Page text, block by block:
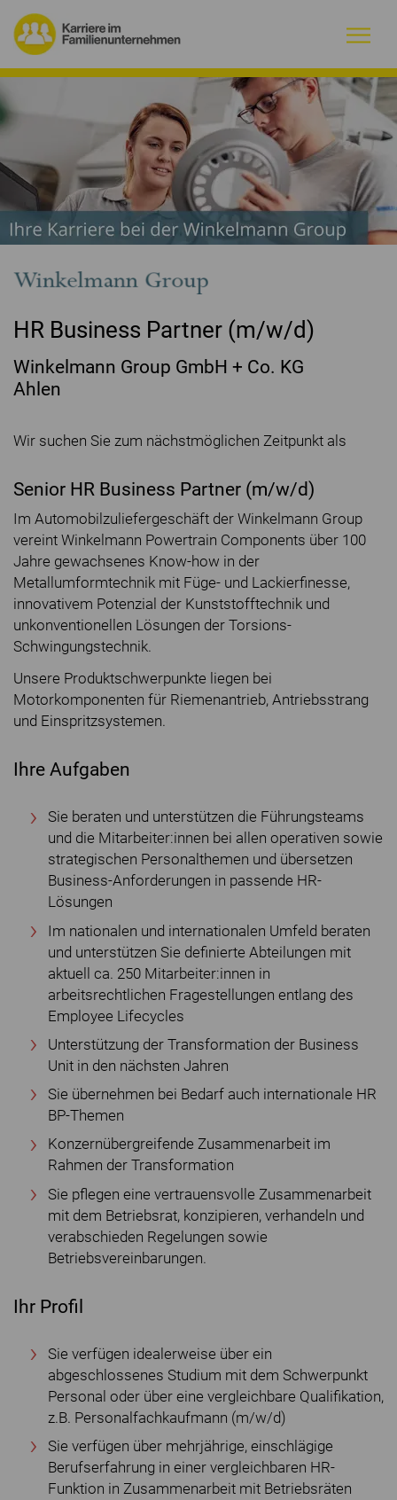
Warum Familienunternehmen?
Firmenprofile
Jobs
Magazin
Initiative
Kontakt
HR Business Partner (m/w/d)
Winkelmann Group GmbH + Co. KG
Ahlen
Wir suchen Sie zum nächstmöglichen Zeitpunkt als
Senior HR Business Partner (m/w/d)
Im Automobilzuliefergeschäft der Winkelmann Group
vereint Winkelmann Powertrain Components über 100
Jahre gewachsenes Know-how in der
Metallumformtechnik mit Füge- und Lackierfinesse,
innovativem Potenzial der Kunststofftechnik und
unkonventionellen Lösungen der Torsions-
Schwingungstechnik.
Unsere Produktschwerpunkte liegen bei
Motorkomponenten für Riemenantrieb, Antriebsstrang
und Einspritzsystemen.
Ihre Aufgaben
Sie beraten und unterstützen die Führungsteams
und die Mitarbeiter:innen bei allen operativen sowie
strategischen Personalthemen und übersetzen
Business-Anforderungen in passende HR-
Lösungen
Im nationalen und internationalen Umfeld beraten
und unterstützen Sie definierte Abteilungen mit
aktuell ca. 250 Mitarbeiter:innen in
arbeitsrechtlichen Fragestellungen entlang des
Employee Lifecycles
Unterstützung der Transformation der Business
Unit in den nächsten Jahren
Sie übernehmen bei Bedarf auch internationale HR
BP-Themen
Konzernübergreifende Zusammenarbeit im
Rahmen der Transformation
Sie pflegen eine vertrauensvolle Zusammenarbeit
mit dem Betriebsrat, konzipieren, verhandeln und
verabschieden Regelungen sowie
Betriebsvereinbarungen.
Ihr Profil
Sie verfügen idealerweise über ein
abgeschlossenes Studium mit dem Schwerpunkt
Personal oder über eine vergleichbare Qualifikation,
z.B. Personalfachkaufmann (m/w/d)
Sie verfügen über mehrjährige, einschlägige
Berufserfahrung in einer vergleichbaren HR-
Funktion in Zusammenarbeit mit Betriebsräten